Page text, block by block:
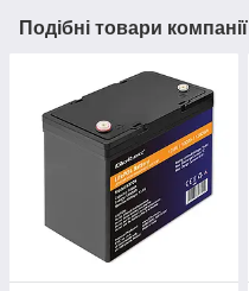
Подібні товари компанії